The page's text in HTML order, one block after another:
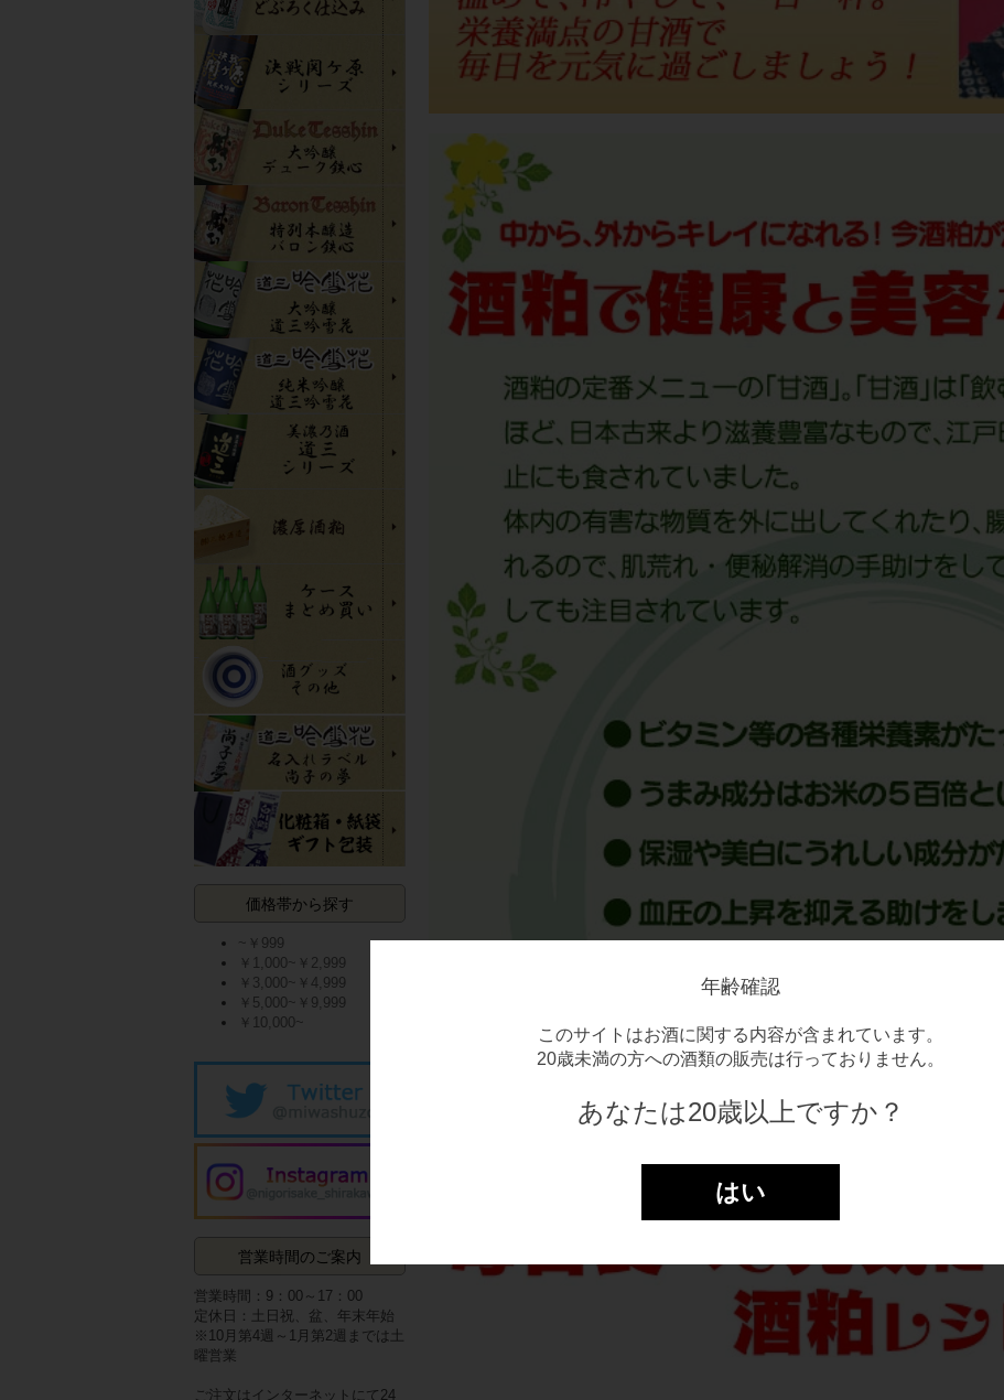
年齢確認
このサイトはお酒に関する内容が含まれています。
20歳未満の方への酒類の販売は行っておりません。
あなたは20歳以上ですか？
はい
価格帯から探す
~￥999
￥1,000~￥2,999
￥3,000~￥4,999
￥5,000~￥9,999
￥10,000~
営業時間のご案内
営業時間：9：00～17：00
定休日：土日祝、盆、年末年始
※10月第4週～1月第2週までは土
曜営業
ご注文はインターネットにて24